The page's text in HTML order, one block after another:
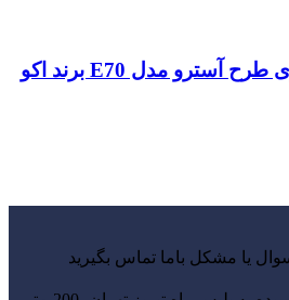
پیستوله رنگ کاسه فلزی طرح آسترو مدل E70 برند اکو
یا مشکل باما تماس بگیرید